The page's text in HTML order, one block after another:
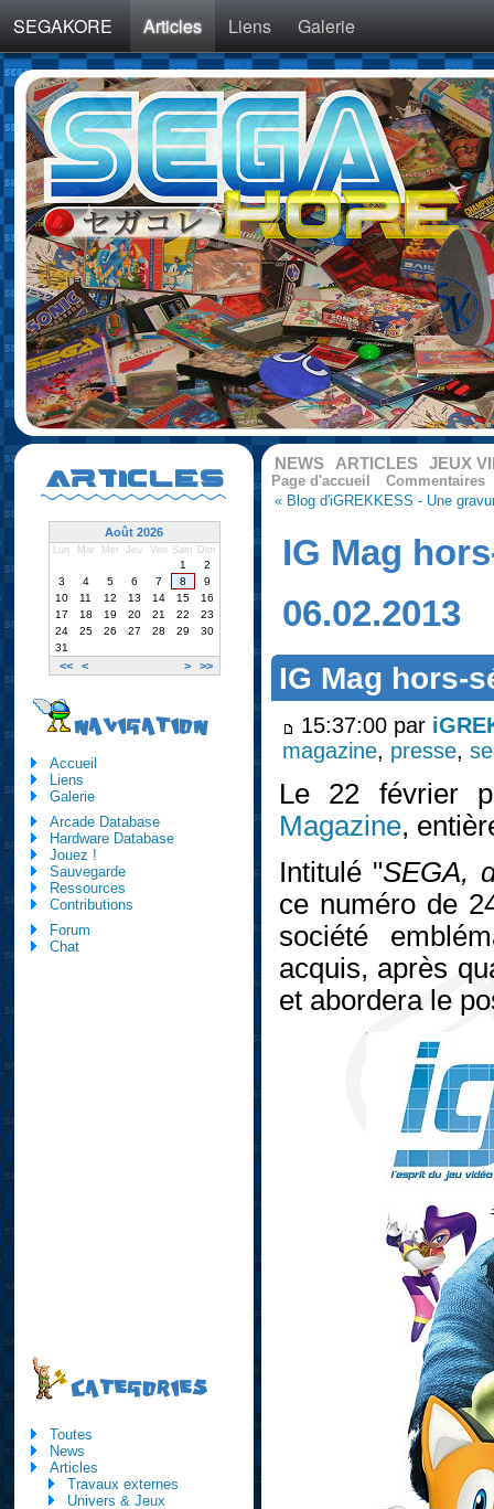
SEGAKORE Articles Liens Galerie
NEWS ARTICLES JEUX
Page d'accueil
Commentaires
« Blog d'iGREKKESS - Une
IG Mag
06.02.2013
IG Mag hors-
15:37:00 par
magazine, presse,
Le 22 février
Magazine,
Intitulé "SEGA,
ce numéro de
société
acquis, après
et abordera le
ARTICLES
Août 2026
Lun Mar Mer Jeu Ven Sam Dim
<< < > >>
1
2
3
4 5 6 7 8
9
10
11 12 13 14 15
16
17
18 19 20 21 22
23
24
25 26 27 28 29
30
31
NAVIGATION
Accueil
Liens
Galerie
Arcade Database
Hardware Database
Jouez !
Sauvegarde
Ressources
Contributions
Forum
Chat
CATEGORIES
Toutes
News
Articles
Travaux externes
Univers & Jeux